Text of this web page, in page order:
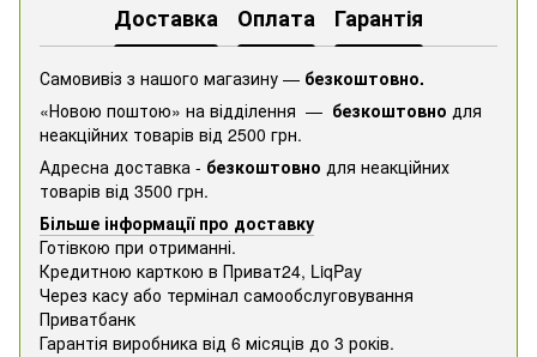
Доставка Оплата Гарантія
Самовивіз з нашого магазину — безкоштовно.
«Новою поштою» на відділення — безкоштовно для
неакційних товарів від 2500 грн.
Адресна доставка - безкоштовно для неакційних
товарів від 3500 грн.
Більше інформації про доставку
Готівкою при отриманні.
Кредитною карткою в Приват24, ​​LiqPay
Через касу або термінал самообслуговування
Приватбанк
Гарантія виробника від 6 місяців до 3 років.